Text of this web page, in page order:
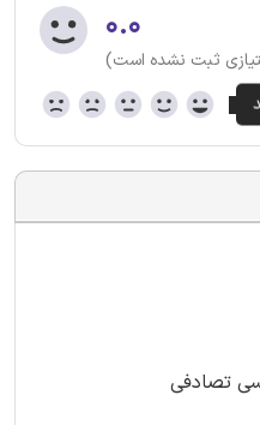
۰.۰
ثبت نشده است)